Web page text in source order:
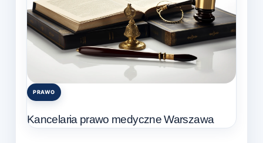
Posted
PRAWO
Kancelaria prawo medyczne Warszawa